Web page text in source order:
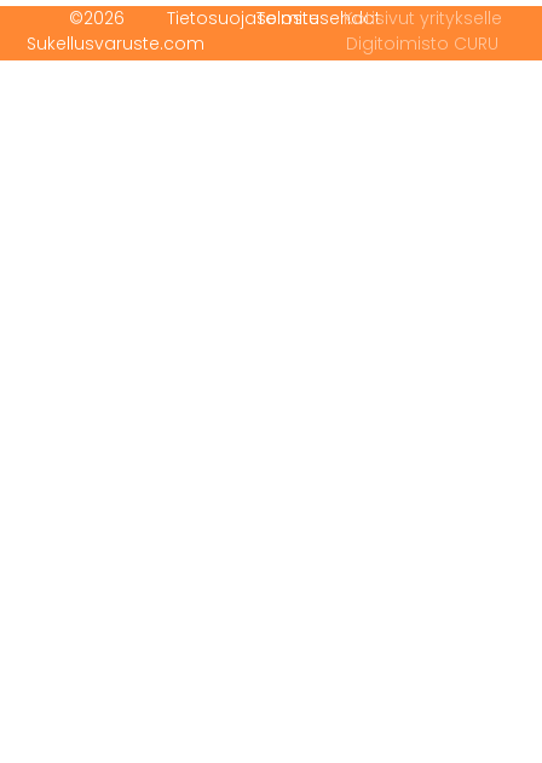
©2026
Sukellusvaruste.com
TietosuojaselosteToimitusehdotKotisivut yritykselle
Digitoimisto CURU